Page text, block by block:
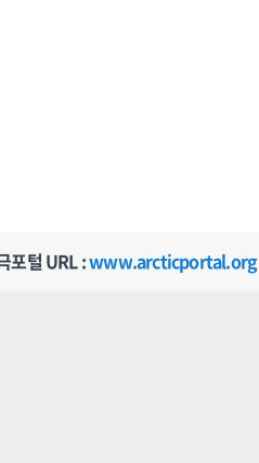
포털 URL :www.arcticportal.org